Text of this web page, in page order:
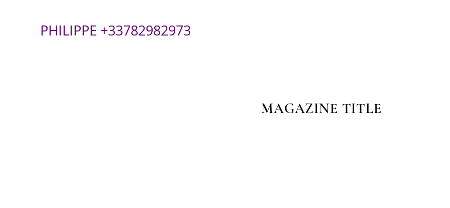
PHILIPPE +33782982973
MAGAZINE TITLE